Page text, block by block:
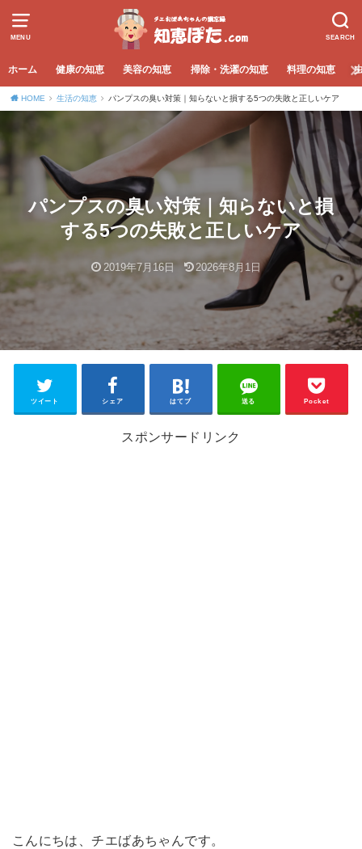
MENU SEARCH
ホーム 健康の知恵 美容の知恵 掃除・洗濯の知恵 料理の知恵
HOME 生活の知恵 パンプスの臭い対策｜知らないと損する5つの失敗と正しいケア
パンプスの臭い対策｜知らないと損
する5つの失敗と正しいケア
2019年7月16日 2026年8月1日
ツイート シェア はてブ 送る Pocket
スポンサードリンク
こんにちは、チエばあちゃんです。